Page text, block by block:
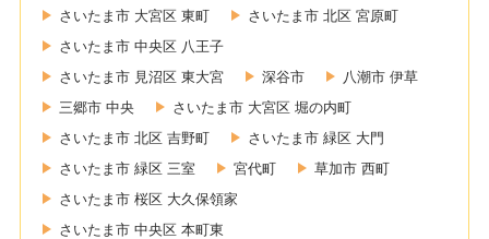
さいたま市 大宮区 東町
さいたま市 北区 宮原町
さいたま市 中央区 八王子
さいたま市 見沼区 東大宮
深谷市
八潮市 伊草
三郷市 中央
さいたま市 大宮区 堀の内町
さいたま市 北区 吉野町
さいたま市 緑区 大門
さいたま市 緑区 三室
宮代町
草加市 西町
さいたま市 桜区 大久保領家
さいたま市 中央区 本町東